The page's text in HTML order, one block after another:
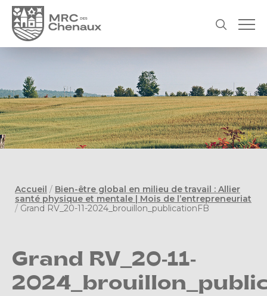
Accueil / Bien-être global en milieu de travail : Allier
santé physique et mentale | Mois de l’entrepreneuriat
/ Grand RV_20-11-2024_brouillon_publicationFB
Grand RV_20-11-